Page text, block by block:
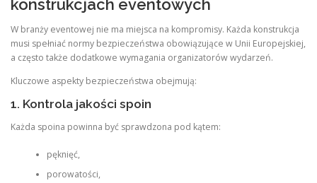
konstrukcjach eventowych
W branży eventowej nie ma miejsca na kompromisy. Każda konstrukcja
musi spełniać normy bezpieczeństwa obowiązujące w Unii Europejskiej,
a często także dodatkowe wymagania organizatorów wydarzeń.
Kluczowe aspekty bezpieczeństwa obejmują:
1. Kontrola jakości spoin
Każda spoina powinna być sprawdzona pod kątem:
pęknięć,
porowatości,